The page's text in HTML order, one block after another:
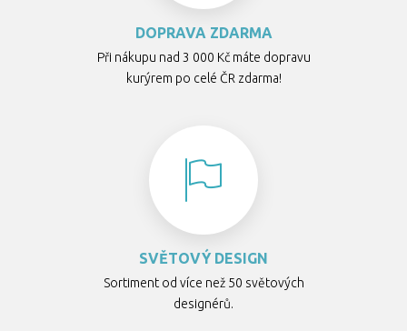
DOPRAVA ZDARMA
Při nákupu nad 3 000 Kč máte dopravu
kurýrem po celé ČR zdarma!
SVĚTOVÝ DESIGN
Sortiment od více než 50 světových
designérů.